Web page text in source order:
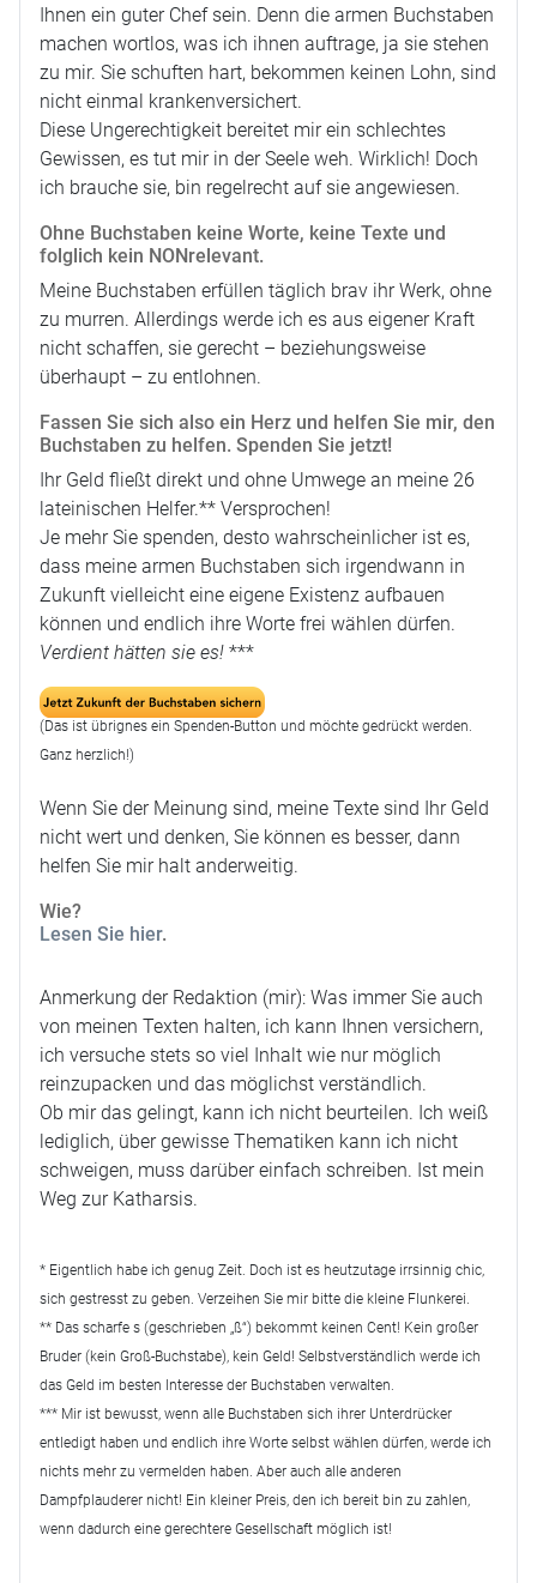
Ihnen ein guter Chef sein. Denn die armen Buchstaben
machen wortlos, was ich ihnen auftrage, ja sie stehen
zu mir. Sie schuften hart, bekommen keinen Lohn, sind
nicht einmal krankenversichert.
Diese Ungerechtigkeit bereitet mir ein schlechtes
Gewissen, es tut mir in der Seele weh. Wirklich! Doch
ich brauche sie, bin regelrecht auf sie angewiesen.
Ohne Buchstaben keine Worte, keine Texte und
folglich kein NONrelevant.
Meine Buchstaben erfüllen täglich brav ihr Werk, ohne
zu murren. Allerdings werde ich es aus eigener Kraft
nicht schaffen, sie gerecht – beziehungsweise
überhaupt – zu entlohnen.
Fassen Sie sich also ein Herz und helfen Sie mir, den
Buchstaben zu helfen. Spenden Sie jetzt!
Ihr Geld fließt direkt und ohne Umwege an meine 26
lateinischen Helfer.** Versprochen!
Je mehr Sie spenden, desto wahrscheinlicher ist es,
dass meine armen Buchstaben sich irgendwann in
Zukunft vielleicht eine eigene Existenz aufbauen
können und endlich ihre Worte frei wählen dürfen.
Verdient hätten sie es! ***
(Das ist übrignes ein Spenden-Button und möchte gedrückt werden.
Ganz herzlich!)
Wenn Sie der Meinung sind, meine Texte sind Ihr Geld
nicht wert und denken, Sie können es besser, dann
helfen Sie mir halt anderweitig.
Wie?
Lesen Sie hier.
Anmerkung der Redaktion (mir): Was immer Sie auch
von meinen Texten halten, ich kann Ihnen versichern,
ich versuche stets so viel Inhalt wie nur möglich
reinzupacken und das möglichst verständlich.
Ob mir das gelingt, kann ich nicht beurteilen. Ich weiß
lediglich, über gewisse Thematiken kann ich nicht
schweigen, muss darüber einfach schreiben. Ist mein
Weg zur Katharsis.
* Eigentlich habe ich genug Zeit. Doch ist es heutzutage irrsinnig chic,
sich gestresst zu geben. Verzeihen Sie mir bitte die kleine Flunkerei.
** Das scharfe s (geschrieben „ß“) bekommt keinen Cent! Kein großer
Bruder (kein Groß-Buchstabe), kein Geld! Selbstverständlich werde ich
das Geld im besten Interesse der Buchstaben verwalten.
*** Mir ist bewusst, wenn alle Buchstaben sich ihrer Unterdrücker
entledigt haben und endlich ihre Worte selbst wählen dürfen, werde ich
nichts mehr zu vermelden haben. Aber auch alle anderen
Dampfplauderer nicht! Ein kleiner Preis, den ich bereit bin zu zahlen,
wenn dadurch eine gerechtere Gesellschaft möglich ist!